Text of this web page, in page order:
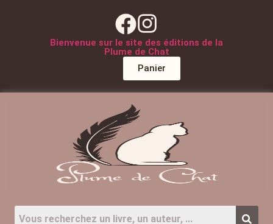
Bienvenue sur le site des éditions de la
Plume de Chat
Panier